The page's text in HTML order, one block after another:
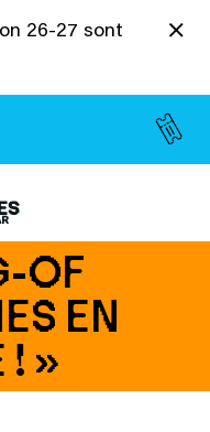
26-27 sont
OF
EN
! »